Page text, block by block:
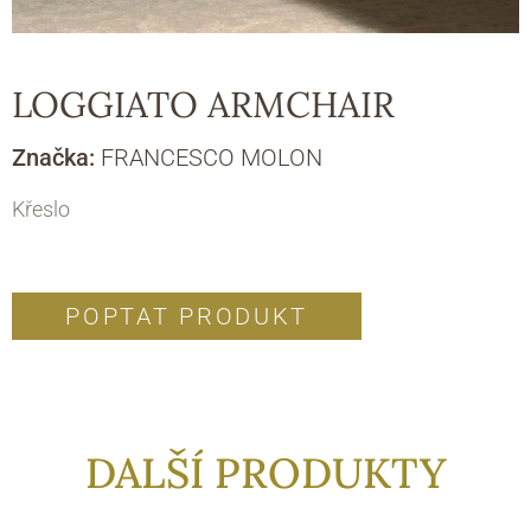
LOGGIATO ARMCHAIR
Značka: FRANCESCO MOLON
Křeslo
POPTAT PRODUKT
DALŠÍ PRODUKTY